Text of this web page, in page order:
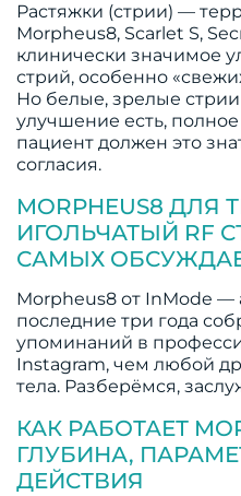
Растяжки (стрии) —
Morpheus8, Scarlet S,
клинически значимое
стрий, особенно
Но белые, зрелые
улучшение есть,
пациент должен это
согласия.
MORPHEUS8
ИГОЛЬЧАТЫЙ RF
САМЫХ
Morpheus8 от InMode —
последние три года
упоминаний в
Instagram, чем любой
тела. Разберёмся,
КАК РАБОТАЕТ
ГЛУБИНА,
ДЕЙСТВИЯ